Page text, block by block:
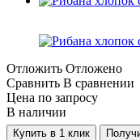
Отложить Отложено
Сравнить В сравнении
Цена по запросу
В наличии
Купить в 1 клик